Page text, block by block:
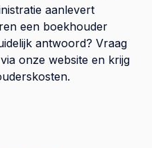
aanlevert
een boekhouder
antwoord? Vraag
onze website en krijg